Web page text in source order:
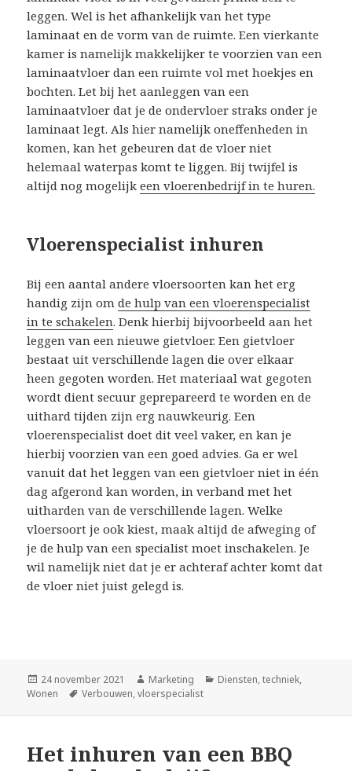
leggen. Wel is het afhankelijk van het type
laminaat en de vorm van de ruimte. Een vierkante
kamer is namelijk makkelijker te voorzien van een
laminaatvloer dan een ruimte vol met hoekjes en
bochten. Let bij het aanleggen van een
laminaatvloer dat je de ondervloer straks onder je
laminaat legt. Als hier namelijk oneffenheden in
komen, kan het gebeuren dat de vloer niet
helemaal waterpas komt te liggen. Bij twijfel is
altijd nog mogelijkeen vloerenbedrijf in te huren.
Vloerenspecialist inhuren
Bij een aantal andere vloersoorten kan het erg
handig zijn omde hulp van een vloerenspecialist
in te schakelen. Denk hierbij bijvoorbeeld aan het
leggen van een nieuwe gietvloer. Een gietvloer
bestaat uit verschillende lagen die over elkaar
heen gegoten worden. Het materiaal wat gegoten
wordt dient secuur geprepareerd te worden en de
uithard tijden zijn erg nauwkeurig. Een
vloerenspecialist doet dit veel vaker, en kan je
hierbij voorzien van een goed advies. Ga er wel
vanuit dat het leggen van een gietvloer niet in één
dag afgerond kan worden, in verband met het
uitharden van de verschillende lagen. Welke
vloersoort je ook kiest, maak altijd de afweging of
je de hulp van een specialist moet inschakelen. Je
wil namelijk niet dat je er achteraf achter komt dat
de vloer niet juist gelegd is.
Geplaatst
op
24 november 2021 Auteur
Marketing Categorieën
Diensten,techniek,
Wonen
Tags
Verbouwen,vloerspecialist
Het inhuren van een BBQ